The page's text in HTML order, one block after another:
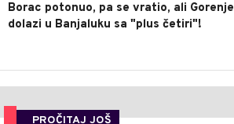
Borac potonuo, pa se vratio, ali Gorenje
dolazi u Banjaluku sa "plus četiri"!
PROČITAJ JOŠ